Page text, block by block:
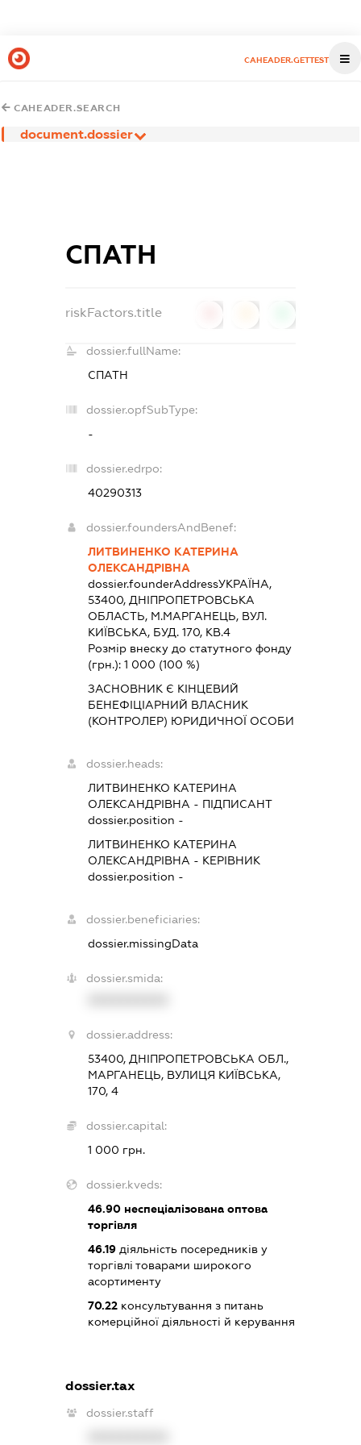
CAHEADER.GETTEST
CAHEADER.SEARCH
document.dossier
СПАТН
riskFactors.title
dossier.fullName:
СПАТН
dossier.opfSubType:
-
dossier.edrpo:
40290313
dossier.foundersAndBenef:
ЛИТВИНЕНКО КАТЕРИНА
ОЛЕКСАНДРІВНА
dossier.founderAddressУКРАЇНА,
53400, ДНIПРОПЕТРОВСЬКА
ОБЛАСТЬ, М.МАРГАНЕЦЬ, ВУЛ.
КИЇВСЬКА, БУД. 170, КВ.4
Розмір внеску до статутного фонду
(грн.): 1 000 (100 %)
ЗАСНОВНИК Є КІНЦЕВИЙ
БЕНЕФІЦІАРНИЙ ВЛАСНИК
(КОНТРОЛЕР) ЮРИДИЧНОЇ ОСОБИ
dossier.heads:
ЛИТВИНЕНКО КАТЕРИНА
ОЛЕКСАНДРІВНА - ПІДПИСАНТ
dossier.position -
ЛИТВИНЕНКО КАТЕРИНА
ОЛЕКСАНДРІВНА - КЕРІВНИК
dossier.position -
dossier.beneficiaries:
dossier.missingData
dossier.smida:
dossier.address:
53400, ДНІПРОПЕТРОВСЬКА ОБЛ.,
МАРГАНЕЦЬ, ВУЛИЦЯ КИЇВСЬКА,
170, 4
dossier.capital:
1 000 грн.
dossier.kveds:
46.90неспеціалізована оптова
торгівля
46.19діяльність посередників у
торгівлі товарами широкого
асортименту
70.22консультування з питань
комерційної діяльності й керування
dossier.tax
dossier.staff